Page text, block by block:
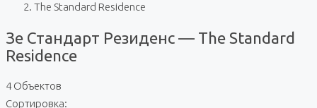
The Standard Residence
Зе Стандарт Резиденс — The Standard
Residence
4 Объектов
Сортировка: